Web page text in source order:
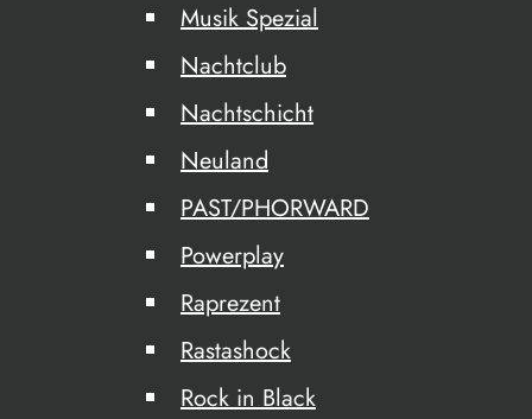
Musik Spezial
Nachtclub
Nachtschicht
Neuland
PAST/PHORWARD
Powerplay
Raprezent
Rastashock
Rock in Black